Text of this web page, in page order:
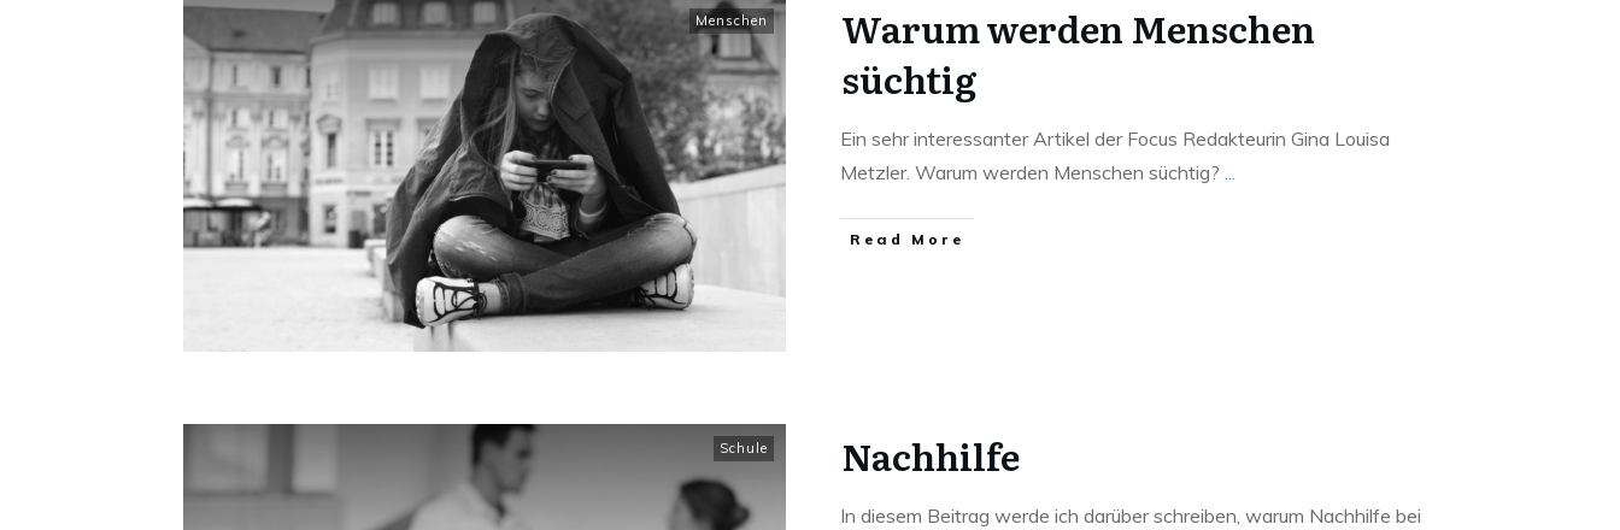
Menschen
Warum werden Menschen
süchtig
Ein sehr interessanter Artikel der Focus Redakteurin Gina Louisa
Metzler. Warum werden Menschen süchtig? ...
Read More
Schule Nachhilfe
In diesem Beitrag werde ich darüber schreiben, warum Nachhilfe bei